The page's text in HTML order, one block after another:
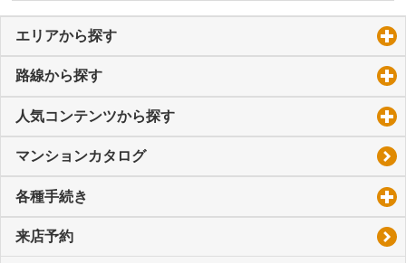
エリアから探す
路線から探す
人気コンテンツから探す
マンションカタログ
各種手続き
来店予約